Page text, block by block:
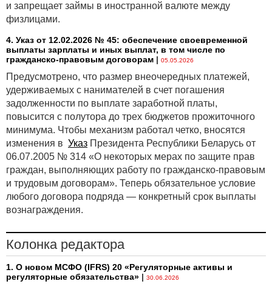
и запрещает займы в иностранной валюте между
физлицами.
4. Указ от 12.02.2026 № 45: обеспечение своевременной
выплаты зарплаты и иных выплат, в том числе по
гражданско-правовым договорам | 05.05.2026
Предусмотрено, что размер внеочередных платежей,
удерживаемых с нанимателей в счет погашения
задолженности по выплате заработной платы,
повысится с полутора до трех бюджетов прожиточного
минимума. Чтобы механизм работал четко, вносятся
изменения в Указ Президента Республики Беларусь от
06.07.2005 № 314 «О некоторых мерах по защите прав
граждан, выполняющих работу по гражданско-правовым
и трудовым договорам». Теперь обязательное условие
любого договора подряда — конкретный срок выплаты
вознаграждения.
Колонка редактора
1. О новом МСФО (IFRS) 20 «Регуляторные активы и
регуляторные обязательства» | 30.06.2026